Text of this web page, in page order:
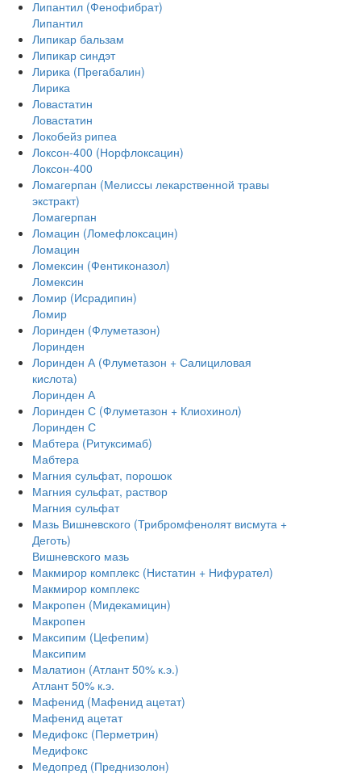
Липантил (Фенофибрат)
Липантил
Липикар бальзам
Липикар синдэт
Лирика (Прегабалин)
Лирика
Ловастатин
Ловастатин
Локобейз рипеа
Локсон-400 (Норфлоксацин)
Локсон-400
Ломагерпан (Мелиссы лекарственной травы
экстракт)
Ломагерпан
Ломацин (Ломефлоксацин)
Ломацин
Ломексин (Фентиконазол)
Ломексин
Ломир (Исрадипин)
Ломир
Лоринден (Флуметазон)
Лоринден
Лоринден А (Флуметазон + Салициловая
кислота)
Лоринден А
Лоринден С (Флуметазон + Клиохинол)
Лоринден С
Мабтера (Ритуксимаб)
Мабтера
Магния сульфат, порошок
Магния сульфат, раствор
Магния сульфат
Мазь Вишневского (Трибромфенолят висмута +
Деготь)
Вишневского мазь
Макмирор комплекс (Нистатин + Нифурател)
Макмирор комплекс
Макропен (Мидекамицин)
Макропен
Максипим (Цефепим)
Максипим
Малатион (Атлант 50% к.э.)
Атлант 50% к.э.
Мафенид (Мафенид ацетат)
Мафенид ацетат
Медифокс (Перметрин)
Медифокс
Медопред (Преднизолон)